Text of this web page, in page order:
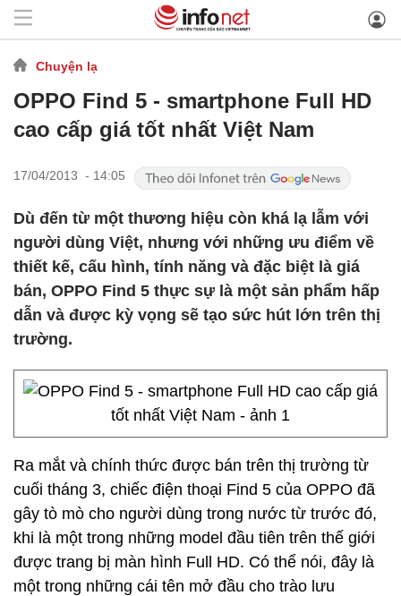
Chuyện lạ
OPPO Find 5 - smartphone Full HD
cao cấp giá tốt nhất Việt Nam
17/04/2013 - 14:05
Dù đến từ một thương hiệu còn khá lạ lẫm với
người dùng Việt, nhưng với những ưu điểm về
thiết kế, cấu hình, tính năng và đặc biệt là giá
bán, OPPO Find 5 thực sự là một sản phẩm hấp
dẫn và được kỳ vọng sẽ tạo sức hút lớn trên thị
trường.
Ra mắt và chính thức được bán trên thị trường từ
cuối tháng 3, chiếc điện thoại Find 5 của OPPO đã
gây tò mò cho người dùng trong nước từ trước đó,
khi là một trong những model đầu tiên trên thế giới
được trang bị màn hình Full HD. Có thể nói, đây là
một trong những cái tên mở đầu cho trào lưu